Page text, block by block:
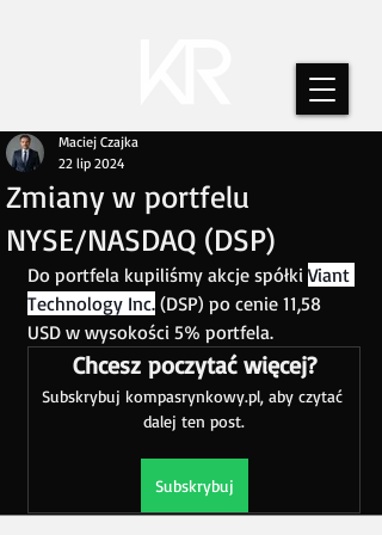
Zmiany w portfelu
NYSE/NASDAQ (DSP)
Maciej Czajka
22 lip 2024
Do portfela kupiliśmy akcje spółki Viant
Technology Inc. (DSP) po cenie 11,58
USD w wysokości 5% portfela.
Chcesz poczytać więcej?
Subskrybuj kompasrynkowy.pl, aby czytać
dalej ten post.
Subskrybuj